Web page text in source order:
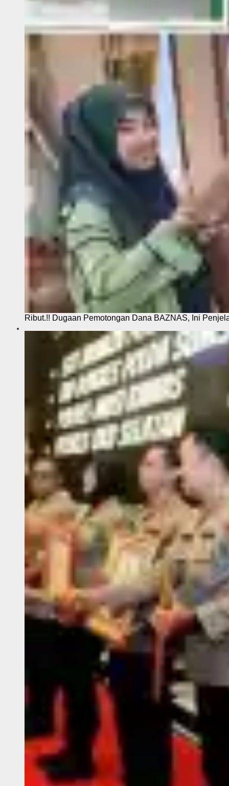
Ribut.!! Dugaan Pemotongan Dana BAZNAS, Ini